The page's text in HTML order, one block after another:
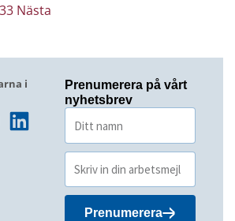
33 Nästa
i
Prenumerera på vårt
nyhetsbrev
Prenumerera